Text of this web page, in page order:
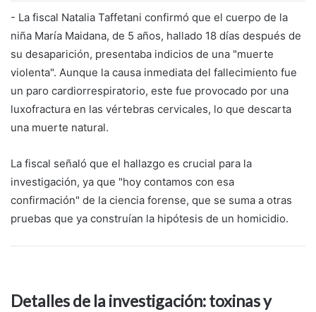
- La fiscal Natalia Taffetani confirmó que el cuerpo de la
niña María Maidana, de 5 años, hallado 18 días después de
su desaparición, presentaba indicios de una "muerte
violenta". Aunque la causa inmediata del fallecimiento fue
un paro cardiorrespiratorio, este fue provocado por una
luxofractura en las vértebras cervicales, lo que descarta
una muerte natural.
La fiscal señaló que el hallazgo es crucial para la
investigación, ya que "hoy contamos con esa
confirmación" de la ciencia forense, que se suma a otras
pruebas que ya construían la hipótesis de un homicidio.
Detalles de la investigación: toxinas y